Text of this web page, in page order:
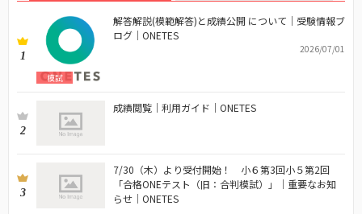
1
模試
解答解説(模範解答)と成績公開 について｜受験情報ブ
ログ｜ONETES
2026/07/01
2
成績閲覧｜利用ガイド｜ONETES
3
7/30（木）より受付開始！ 小６第3回小５第2回
「合格ONEテスト（旧：合判模試）」｜重要なお知
らせ｜ONETES